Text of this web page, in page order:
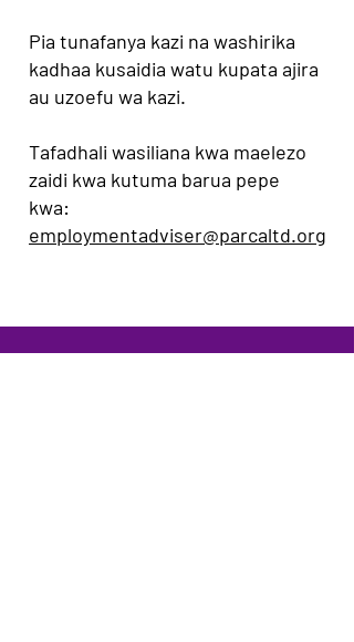
Pia tunafanya kazi na washirika
kadhaa kusaidia watu kupata ajira
au uzoefu wa kazi.
Tafadhali wasiliana kwa maelezo
zaidi kwa kutuma barua pepe
kwa:
employmentadviser@parcaltd.org